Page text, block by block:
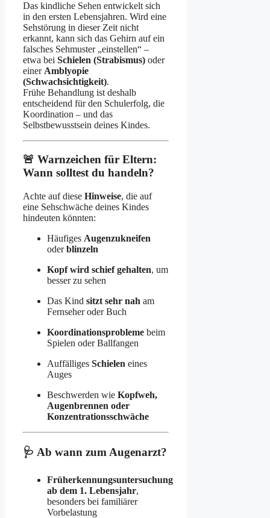
Das kindliche Sehen entwickelt sich
in den ersten Lebensjahren. Wird eine
Sehstörung in dieser Zeit nicht
erkannt, kann sich das Gehirn auf ein
falsches Sehmuster „einstellen“ –
etwa bei Schielen (Strabismus) oder
einer Amblyopie
(Schwachsichtigkeit).
Frühe Behandlung ist deshalb
entscheidend für den Schulerfolg, die
Koordination – und das
Selbstbewusstsein deines Kindes.
🚨 Warnzeichen für Eltern:
Wann solltest du handeln?
Achte auf diese Hinweise, die auf
eine Sehschwäche deines Kindes
hindeuten könnten:
Häufiges Augenzukneifen
oderblinzeln
Kopf wird schief gehalten, um
besser zu sehen
Das Kind sitzt sehr nah am
Fernseher oder Buch
Koordinationsprobleme beim
Spielen oder Ballfangen
Auffälliges Schielen eines
Auges
Beschwerden wie Kopfweh,
Augenbrennen oder
Konzentrationsschwäche
🩺 Ab wann zum Augenarzt?
Früherkennungsuntersuchung
ab dem 1. Lebensjahr,
besonders bei familiärer
Vorbelastung